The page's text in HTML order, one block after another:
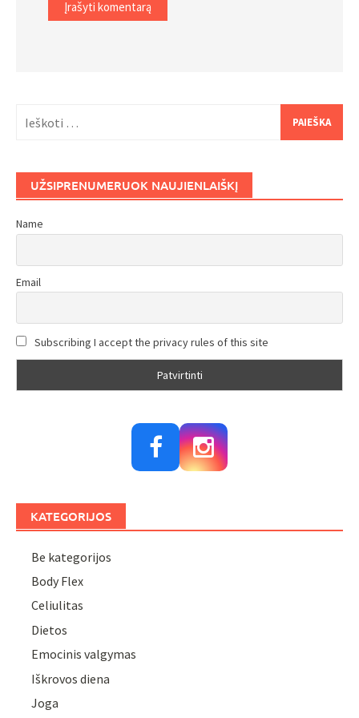
UŽSIPRENUMERUOK NAUJIENLAIŠKĮ
Name
Email
Subscribing I accept the privacy rules of this site
KATEGORIJOS
Be kategorijos
Body Flex
Celiulitas
Dietos
Emocinis valgymas
Iškrovos diena
Joga